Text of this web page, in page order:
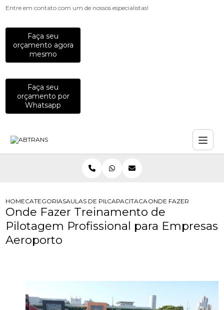
Entre em contato com um de nossos especialistas!
Faça seu
orçamento agora
mesmo
Faça seu
orçamento por
Whatsapp
HOMECATEGORIASAULAS DE PILOTAGEM PARA EMPRESAS
CAPACITACAO PARA
ONDE FAZER
Onde Fazer Treinamento de
Pilotagem Profissional para Empresas
Aeroporto